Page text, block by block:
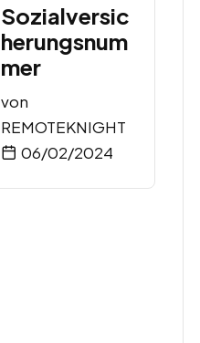
Sozialversic
herungsnum
mer
von
REMOTEKNIGHT
06/02/2024